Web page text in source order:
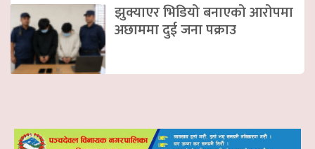
झुक्याएर भिडियो बनाएको आरोपमा
अछाममा दुई जना पक्राउ